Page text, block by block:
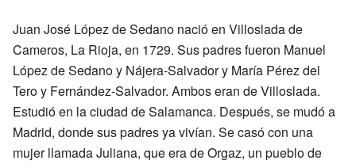
Juan José López de Sedano nació en Villoslada de
Cameros, La Rioja, en 1729. Sus padres fueron Manuel
López de Sedano y Nájera-Salvador y María Pérez del
Tero y Fernández-Salvador. Ambos eran de Villoslada.
Estudió en la ciudad de Salamanca. Después, se mudó a
Madrid, donde sus padres ya vivían. Se casó con una
mujer llamada Juliana, que era de Orgaz, un pueblo de